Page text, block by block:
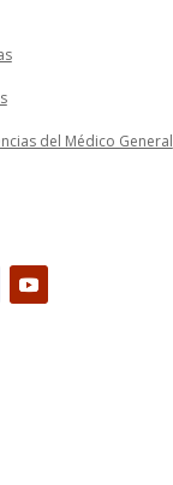
del Médico General